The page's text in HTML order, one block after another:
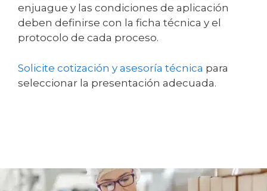
enjuague y las condiciones de aplicación
deben definirse con la ficha técnica y el
protocolo de cada proceso.
Solicite cotización y asesoría técnica para
seleccionar la presentación adecuada.